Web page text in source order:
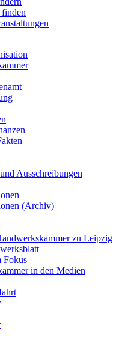
finden
Ausschreibungen
(Archiv)
zu Leipzig
Fokus
in den Medien